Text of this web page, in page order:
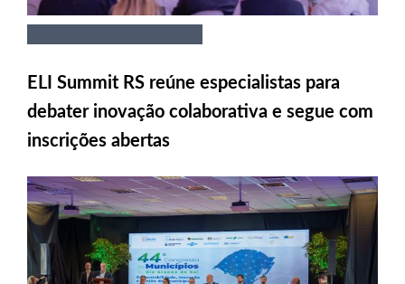
ELI Summit RS reúne especialistas para
debater inovação colaborativa e segue com
inscrições abertas